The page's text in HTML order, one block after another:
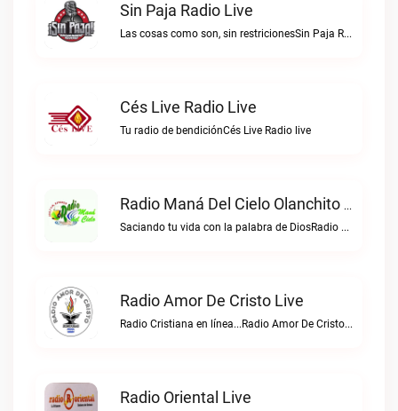
Sin Paja Radio Live
Las cosas como son, sin restricionesSin Paja Radio live
Cés Live Radio Live
Tu radio de bendiciónCés Live Radio live
Radio Maná Del Cielo Olanchito Live
Saciando tu vida con la palabra de DiosRadio Maná del Cielo Olanchito live
Radio Amor De Cristo Live
Radio Cristiana en línea...Radio Amor De Cristo live
Radio Oriental Live